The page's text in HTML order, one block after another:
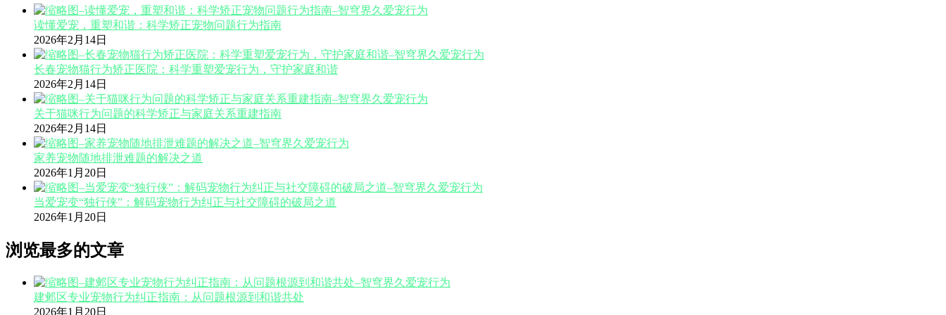
读懂爱宠，重塑和谐：科学矫正宠物问题行为指南
2026年2月14日
长春宠物猫行为矫正医院：科学重塑爱宠行为，守护家庭和谐
2026年2月14日
关于猫咪行为问题的科学矫正与家庭关系重建指南
2026年2月14日
家养宠物随地排泄难题的解决之道
2026年1月20日
当爱宠变“独行侠”：解码宠物行为纠正与社交障碍的破局之道
2026年1月20日
浏览最多的文章
建邺区专业宠物行为纠正指南：从问题根源到和谐共处
2026年1月20日